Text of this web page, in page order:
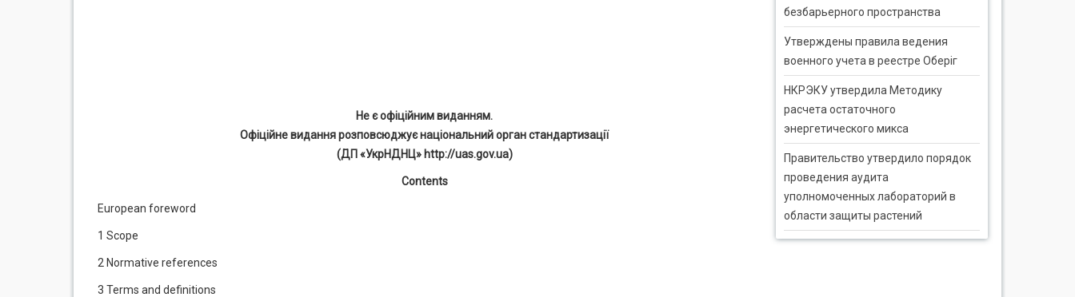
Не є офіційним виданням.
Офіційне видання розповсюджує національний орган стандартизації
(ДП «УкрНДНЦ» http://uas.gov.ua)
Contents
European foreword
1 Scope
2 Normative references
3 Terms and definitions
безбарьерного пространства
Утверждены правила ведения
военного учета в реестре Оберіг
НКРЭКУ утвердила Методику
расчета остаточного
энергетического микса
Правительство утвердило порядок
проведения аудита
уполномоченных лабораторий в
области защиты растений